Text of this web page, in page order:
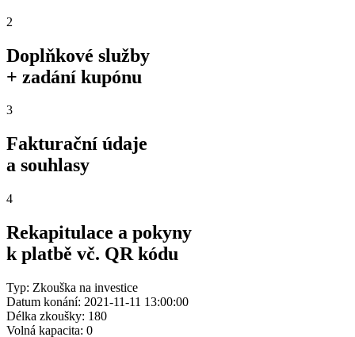
2
Doplňkové služby
+ zadání kupónu
3
Fakturační údaje
a souhlasy
4
Rekapitulace a pokyny
k platbě vč. QR kódu
Typ: Zkouška na investice
Datum konání: 2021-11-11 13:00:00
Délka zkoušky: 180
Volná kapacita: 0